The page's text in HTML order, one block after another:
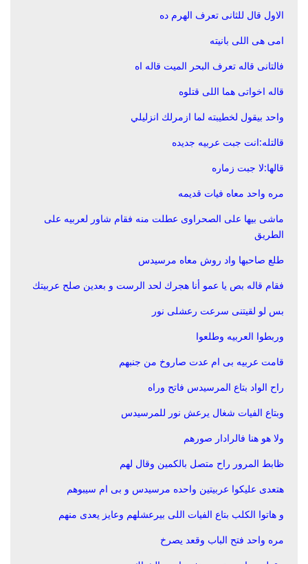
الاول قال للثانى تعرف الهرم ده
امى هى اللى بانيته
فالتانى قاله تعرف البحر الميت قاله اه
قاله اخواتى هما اللى قتلوه
واحد بيقول لخطيبته لما ازمرلك انزليلي
قالتله:انت جبت عربيه جديده
قالها:لا جبت زماره
مره واحد معاه فيات قديمه
ماشى بيها على الصحراوى عطلت منه فقام شاور لعربيه على
الطريق
طلع صاحبها واد روش معاه مرسيدس
فقام قاله بص يا عمو أنا هجرك لحد الرست و بعدين صلح عربيتك
بس لو لقيتنى سرعت رعشلى نور
وربطوا العربيه وطلعوا
قامت عربيه بى ام عدت صاروخ من جنبهم
راح الواد بتاع المرسيدس فاتح وراه
وبتاع الفيات شغال يرعش نور للمرسيدس
ولا هو هنا فالرادار صورهم
ظابط المرور راح متصل بالكمين وقال لهم
هتعدى عليكوا عربيتين واحده مرسيدس و بى ام سيبوهم
و هاتوا الكلب بتاع الفيات اللى بيرعشلهم وعايز يعدى منهم
مره واحد فتح الباب وقعد يصرخ